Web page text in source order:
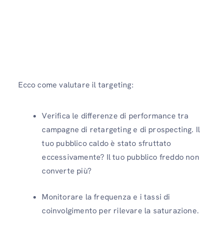
Ecco come valutare il targeting:
Verifica le differenze di performance tra
campagne di retargeting e di prospecting. Il
tuo pubblico caldo è stato sfruttato
eccessivamente? Il tuo pubblico freddo non
converte più?
Monitorare la frequenza e i tassi di
coinvolgimento per rilevare la saturazione.